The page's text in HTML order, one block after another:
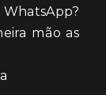
mão as